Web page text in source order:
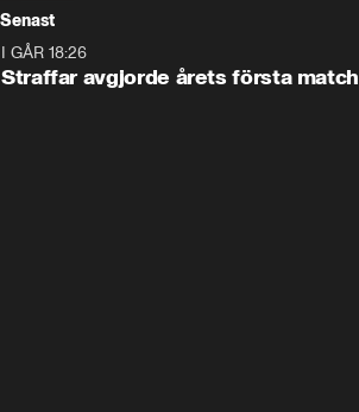
Senast
I GÅR 18:26
Straffar avgjorde årets första match